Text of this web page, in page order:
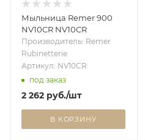
Мыльница Remer 900
NV10CR NV10CR
Производитель: Remer
Rubinetterie
Артикул: NV10CR
под заказ
2 262 руб./шт
В КОРЗИНУ